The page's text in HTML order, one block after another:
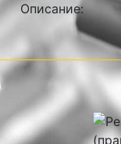
Описание: